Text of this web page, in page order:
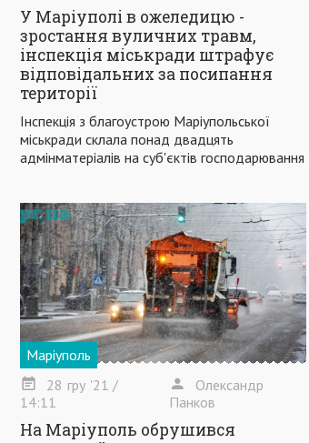
У Маріуполі в ожеледицю -
зростання вуличних травм,
інспекція міськради штрафує
відповідальних за посипання
території
Інспекція з благоустрою Маріупольської
міськради склала понад двадцять
адмінматеріалів на суб'єктів господарювання
Маріуполь
28 гру '21 /
14:11
Олександр
Панков
На Маріуполь обрушився